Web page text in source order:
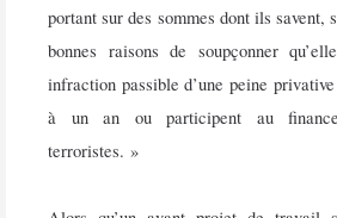
portant sur des sommes dont ils savent,
bonnes raisons de soupçonner
infraction passible d’une peine
à un an ou participent au
terroristes. »